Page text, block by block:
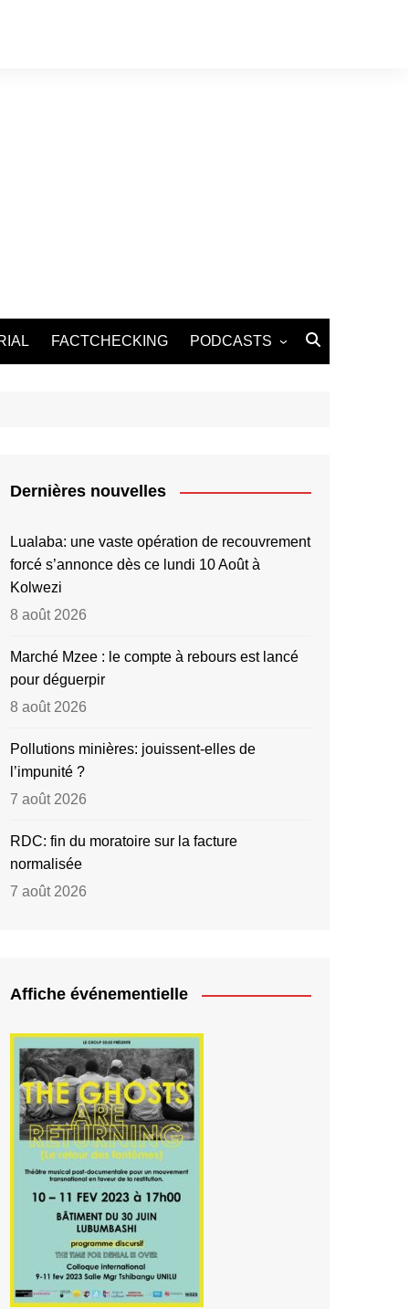
FACTCHECKING PODCASTS
Dernières nouvelles
Lualaba: une vaste opération de recouvrement
forcé s’annonce dès ce lundi 10 Août à
Kolwezi
8 août 2026
Marché Mzee : le compte à rebours est lancé
pour déguerpir
8 août 2026
Pollutions minières: jouissent-elles de
l’impunité ?
7 août 2026
RDC: fin du moratoire sur la facture
normalisée
7 août 2026
Affiche événementielle